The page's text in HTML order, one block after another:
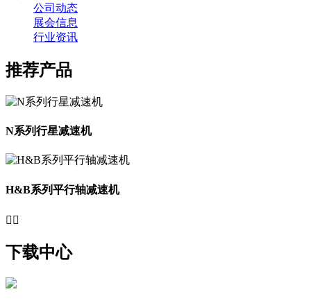
公司动态
展会信息
行业资讯
推荐产品
N系列行星减速机
H&B系列平行轴减速机
 
下载中心